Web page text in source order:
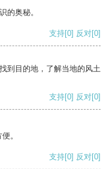
的奥秘。
支持[0] 反对[0]
到目的地，了解当地的风土
支持[0] 反对[0]
。
支持[0] 反对[0]